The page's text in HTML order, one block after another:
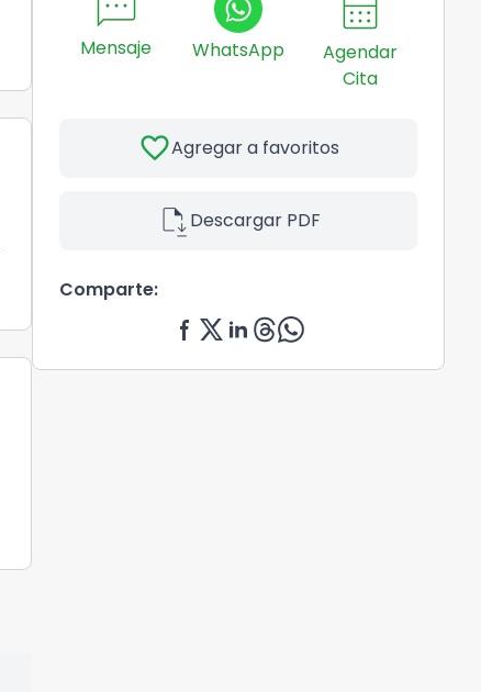
Mensaje WhatsApp
Agendar
Cita
favoriteAgregar a favoritos
file_saveDescargar PDF
Comparte: